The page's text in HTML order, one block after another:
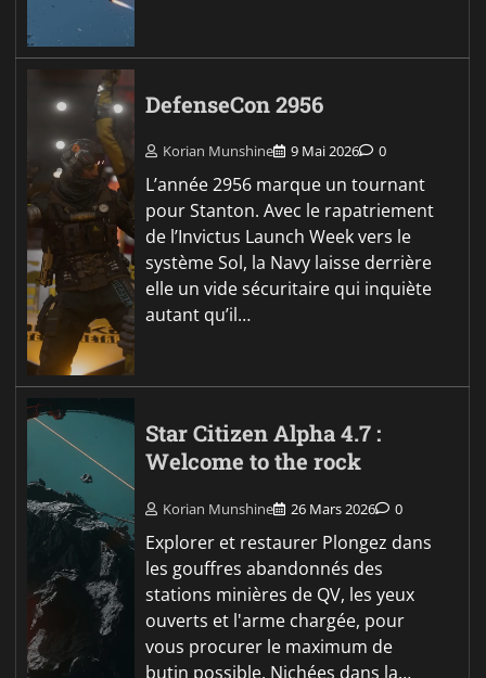
DefenseCon 2956
Korian Munshine 9 Mai 2026 0
L’année 2956 marque un tournant
pour Stanton. Avec le rapatriement
de l’Invictus Launch Week vers le
système Sol, la Navy laisse derrière
elle un vide sécuritaire qui inquiète
autant qu’il…
Star Citizen Alpha 4.7 :
Welcome to the rock
Korian Munshine 26 Mars 2026 0
Explorer et restaurer Plongez dans
les gouffres abandonnés des
stations minières de QV, les yeux
ouverts et l'arme chargée, pour
vous procurer le maximum de
butin possible. Nichées dans la…